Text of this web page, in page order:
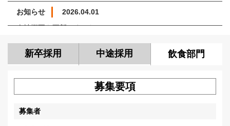
お知らせ
2026.04.01
会社概要を更新しました。
採用情報
2026.03.01
27年卒業者向け募集要項を公開しました。
2025.12.23
新卒採用 中途採用 飲食部門
募集要項
募集者